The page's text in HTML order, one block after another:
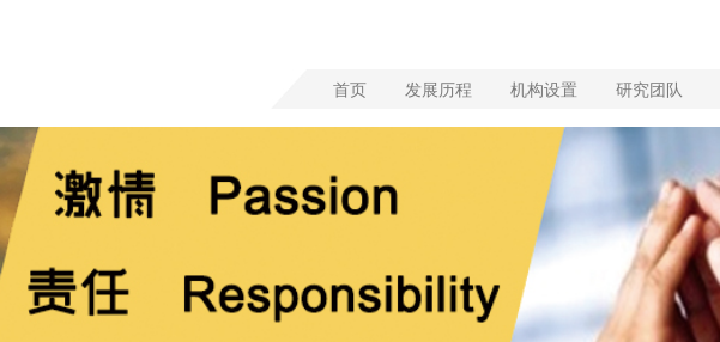
首页 发展历程 机构设置 研究团队